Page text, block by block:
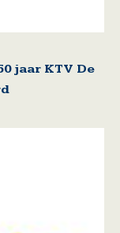
jaar KTV De